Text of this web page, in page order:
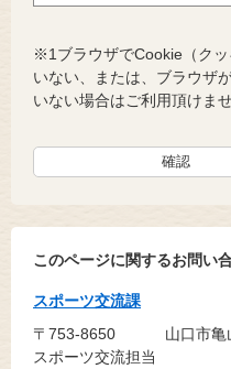
※1ブラウザでCookie（ク
いない、または、ブラウザ
いない場合はご利用頂けませ
このページに関するお問い
スポーツ交流課
〒753-8650
山口市
スポーツ交流担当